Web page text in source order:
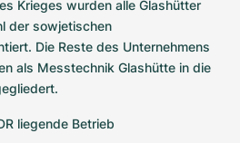
Krieges wurden alle Glashütter
der sowjetischen
Die Reste des Unternehmens
als Messtechnik Glashütte in die
liegende Betrieb